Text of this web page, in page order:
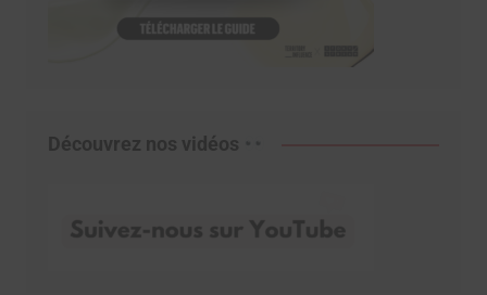
Découvrez nos vidéos